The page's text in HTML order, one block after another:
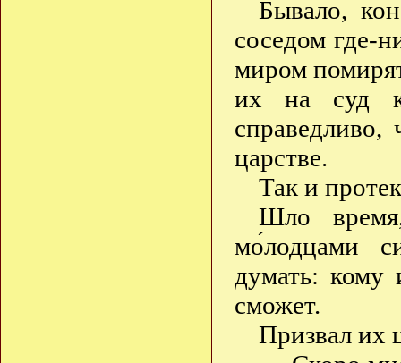
Бывало,
соседом где-
миром
их на суд
царстве.
Так и
Шло
мо́лодцами
думать: кому
сможет.
Призвал их